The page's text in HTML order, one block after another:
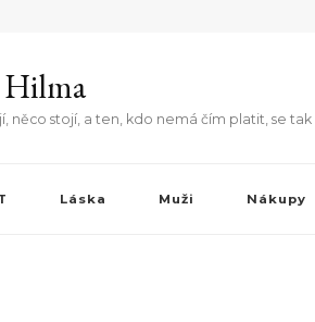
Hilma
něco stojí, a ten, kdo nemá čím platit, se
Láska Muži Nákupy